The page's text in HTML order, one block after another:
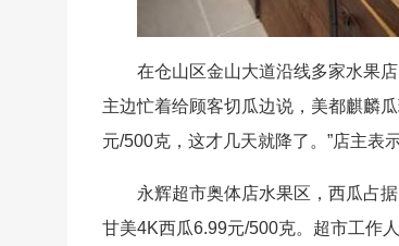
在仓山区金山大道沿线多家水果
主边忙着给顾客切瓜边说，美都麒麟
元/500克，这才几天就降了。”店主表示
永辉超市奥体店水果区，西瓜占
甘美4K西瓜6.99元/500克。超市工作